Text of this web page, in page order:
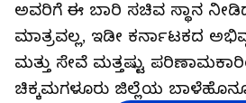
ಅವರಿಗೆ ಈ ಬಾರಿ ಸಚಿವ ಸ್ಥಾನ
ಮಾತ್ರವಲ್ಲ, ಇಡೀ ಕರ್ನಾಟಕದ
ಮತ್ತು ಸೇವೆ ಮತ್ತಷ್ಟು
ಚಿಕ್ಕಮಗಳೂರು ಜಿಲ್ಲೆಯ